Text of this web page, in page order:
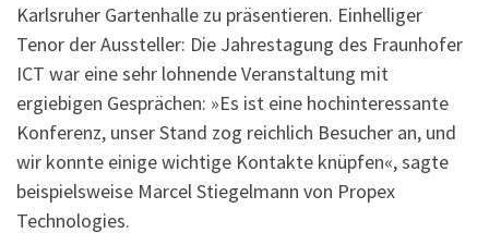
Karlsruher Gartenhalle zu präsentieren. Einhelliger
Tenor der Aussteller: Die Jahrestagung des Fraunhofer
ICT war eine sehr lohnende Veranstaltung mit
ergiebigen Gesprächen: »Es ist eine hochinteressante
Konferenz, unser Stand zog reichlich Besucher an, und
wir konnte einige wichtige Kontakte knüpfen«, sagte
beispielsweise Marcel Stiegelmann von Propex
Technologies.